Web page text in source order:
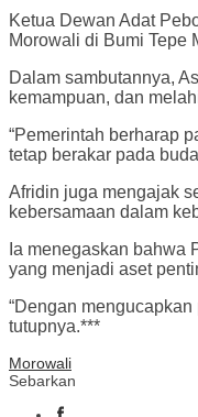
Ketua Dewan Adat
Morowali di Bumi Tepe
Dalam sambutannya,
kemampuan, dan
“Pemerintah berharap
tetap berakar pada
Afridin juga mengajak
kebersamaan dalam
Ia menegaskan bahwa
yang menjadi aset
“Dengan
tutupnya.***
Morowali
Sebarkan